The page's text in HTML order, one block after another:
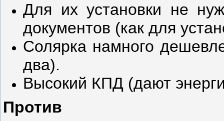
Для их установки не
документов (как для
Солярка намного
два).
Высокий КПД (дают
Против